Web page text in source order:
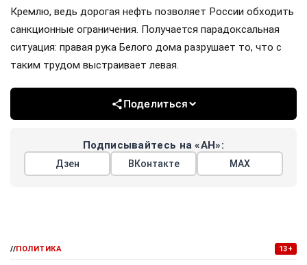
Кремлю, ведь дорогая нефть позволяет России обходить
санкционные ограничения. Получается парадоксальная
ситуация: правая рука Белого дома разрушает то, что с
таким трудом выстраивает левая.
Поделиться
Подписывайтесь на «АН»:
Дзен ВКонтакте МАХ
//ПОЛИТИКА 13+